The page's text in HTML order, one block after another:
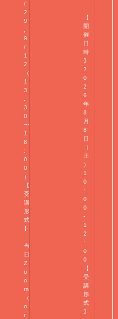
/
2
9
9
/
1
2
（
1
3
:
3
0
〜
1
8
:
0
0
）
【
受
講
形
式
】
当
日
Z
o
o
m
（
o
r
【
開
催
日
時
】
2
0
2
6
年
8
月
8
日
（
土
）
1
0
:
0
0
-
1
2
:
0
0
【
受
講
形
式
】